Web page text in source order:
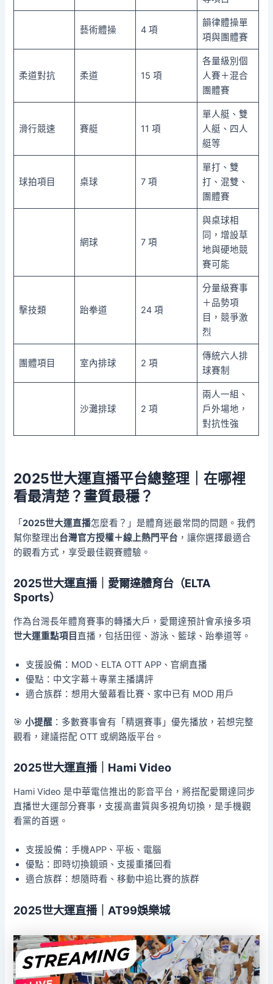
藝術體操 4 項
韻律體操單
項與團體賽
柔道對抗 柔道 15 項
各量級別個
人賽＋混合
團體賽
滑行競速 賽艇 11 項
單人艇、雙
人艇、四人
艇等
球拍項目 桌球 7 項
單打、雙
打、混雙、
團體賽
網球 7 項
與桌球相
同，增設草
地與硬地競
賽可能
擊技類 跆拳道 24 項
分量級賽事
＋品勢項
目，競爭激
烈
團體項目 室內排球 2 項
傳統六人排
球賽制
沙灘排球 2 項
兩人一組、
戶外場地，
對抗性強
2025世大運直播平台總整理｜在哪裡
看最清楚？畫質最穩？
「2025世大運直播怎麼看？」是體育迷最常問的問題。我們
幫你整理出台灣官方授權＋線上熱門平台 ，讓你選擇最適合
的觀看方式，享受最佳觀賽體驗。
2025世大運直播｜愛爾達體育台（ELTA
Sports）
作為台灣長年體育賽事的轉播大戶，愛爾達預計會承接多項
世大運重點項目 直播，包括田徑、游泳、籃球、跆拳道等。
支援設備：MOD、ELTA OTT APP、官網直播
優點：中文字幕＋專業主播講評
適合族群：想用大螢幕看比賽、家中已有 MOD 用戶
🎯小提醒 ：多數賽事會有「精選賽事」優先播放，若想完整
觀看，建議搭配 OTT 或網路版平台。
2025世大運直播｜Hami Video
Hami Video 是中華電信推出的影音平台，將搭配愛爾達同步
直播世大運部分賽事，支援高畫質與多視角切換，是手機觀
看黨的首選。
支援設備：手機APP、平板、電腦
優點：即時切換鏡頭、支援重播回看
適合族群：想隨時看、移動中追比賽的族群
2025世大運直播｜AT99娛樂城